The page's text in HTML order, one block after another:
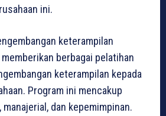
ini.
keterampilan
berbagai pelatihan
keterampilan kepada
Program ini mencakup
dan kepemimpinan.